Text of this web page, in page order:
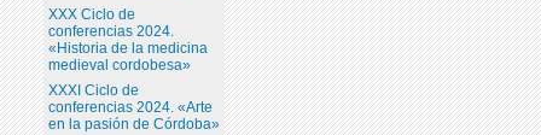
XXX Ciclo de
conferencias 2024.
«Historia de la medicina
medieval cordobesa»
XXXI Ciclo de
conferencias 2024. «Arte
en la pasión de Córdoba»